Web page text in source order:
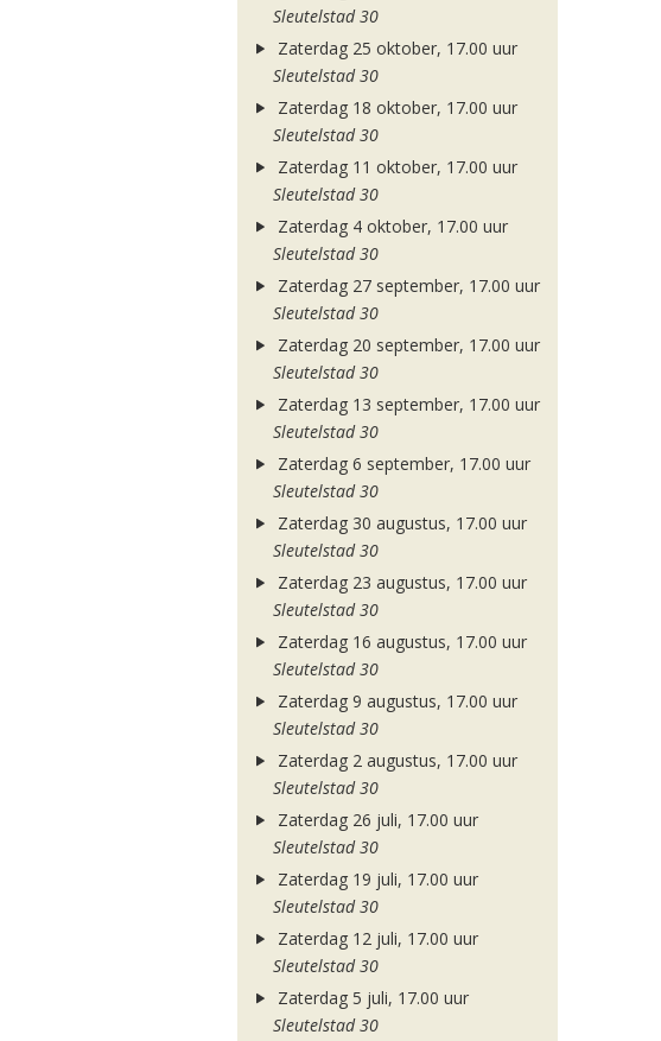
Sleutelstad 30
Zaterdag 25 oktober, 17.00 uur
Sleutelstad 30
Zaterdag 18 oktober, 17.00 uur
Sleutelstad 30
Zaterdag 11 oktober, 17.00 uur
Sleutelstad 30
Zaterdag 4 oktober, 17.00 uur
Sleutelstad 30
Zaterdag 27 september, 17.00 uur
Sleutelstad 30
Zaterdag 20 september, 17.00 uur
Sleutelstad 30
Zaterdag 13 september, 17.00 uur
Sleutelstad 30
Zaterdag 6 september, 17.00 uur
Sleutelstad 30
Zaterdag 30 augustus, 17.00 uur
Sleutelstad 30
Zaterdag 23 augustus, 17.00 uur
Sleutelstad 30
Zaterdag 16 augustus, 17.00 uur
Sleutelstad 30
Zaterdag 9 augustus, 17.00 uur
Sleutelstad 30
Zaterdag 2 augustus, 17.00 uur
Sleutelstad 30
Zaterdag 26 juli, 17.00 uur
Sleutelstad 30
Zaterdag 19 juli, 17.00 uur
Sleutelstad 30
Zaterdag 12 juli, 17.00 uur
Sleutelstad 30
Zaterdag 5 juli, 17.00 uur
Sleutelstad 30